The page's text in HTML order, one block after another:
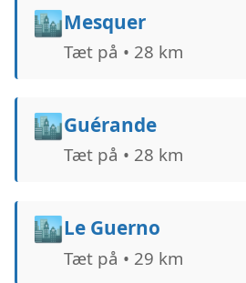
🏙️Mesquer
Tæt på • 28 km
🏙️Guérande
Tæt på • 28 km
🏙️Le Guerno
Tæt på • 29 km